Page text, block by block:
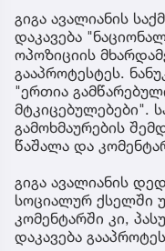
გიგა ავალიანის
დაკავება
ოპოზიციის
გააპროტესტეს.
"ერთია
მტკიცებულებები".
გამოხმაურების
წაშალა და
გიგა ავალიანის
სოციალურ ქსელში
კომენტარში კი,
დაკავება